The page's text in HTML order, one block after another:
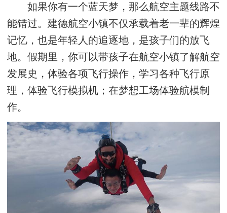
如果你有一个蓝天梦，那么航空主题线路不
能错过。建德航空小镇不仅承载着老一辈的辉煌
记忆，也是年轻人的追逐地，是孩子们的放飞
地。假期里，你可以带孩子在航空小镇了解航空
发展史，体验各项飞行操作，学习各种飞行原
理，体验飞行模拟机；在梦想工场体验航模制
作。